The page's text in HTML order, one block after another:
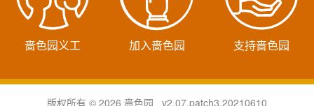
啬色园义工 加入啬色园 支持啬色园
版权所有 © 2026 啬色园 v2.07.patch3.20210610